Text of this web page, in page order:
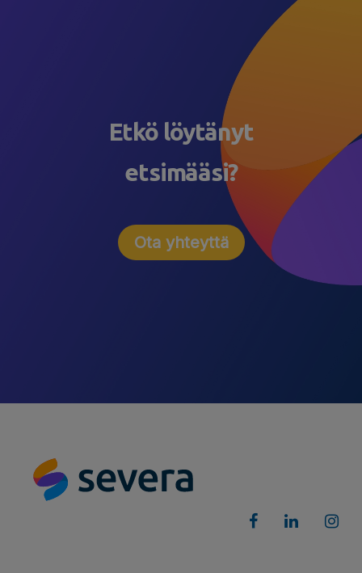
Etkö löytänyt
etsimääsi?
Ota yhteyttä